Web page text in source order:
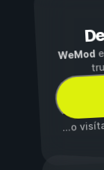
WeMod
...o